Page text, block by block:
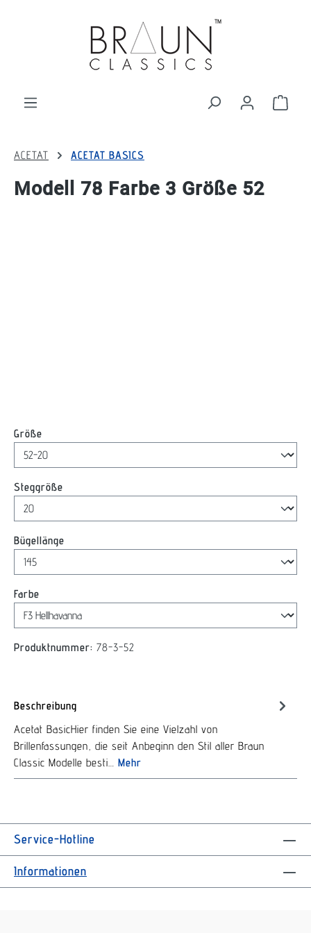
ACETAT ACETAT BASICS
Modell 78 Farbe 3 Größe 52
Größe
Steggröße
Bügellänge
Farbe
Produktnummer: 78-3-52
Beschreibung
Acetat BasicHier finden Sie eine Vielzahl von
Brillenfassungen, die seit Anbeginn den Stil aller Braun
Classic Modelle besti… Mehr
Service-Hotline
Informationen